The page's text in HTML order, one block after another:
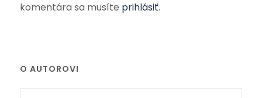
komentára sa musíte prihlásiť.
O AUTOROVI